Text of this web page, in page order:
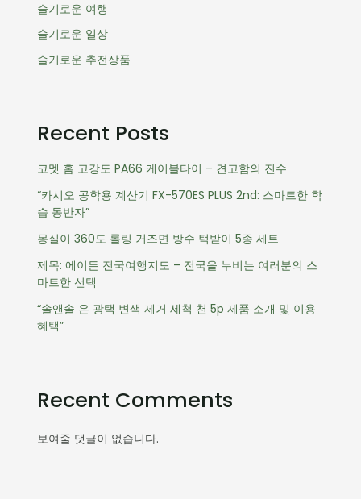
슬기로운 여행
슬기로운 일상
슬기로운 추전상품
Recent Posts
코멧 홈 고강도 PA66 케이블타이 – 견고함의 진수
“카시오 공학용 계산기 FX-570ES PLUS 2nd: 스마트한 학
습 동반자”
몽실이 360도 롤링 거즈면 방수 턱받이 5종 세트
제목: 에이든 전국여행지도 – 전국을 누비는 여러분의 스
마트한 선택
“솔앤솔 은 광택 변색 제거 세척 천 5p 제품 소개 및 이용
혜택”
Recent Comments
보여줄 댓글이 없습니다.